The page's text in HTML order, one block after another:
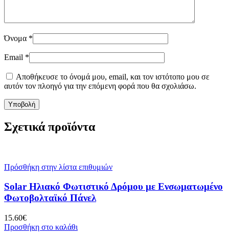
Όνομα *
Email *
Αποθήκευσε το όνομά μου, email, και τον ιστότοπο μου σε
αυτόν τον πλοηγό για την επόμενη φορά που θα σχολιάσω.
Σχετικά προϊόντα
Πρόσθήκη στην λίστα επιθυμιών
Solar Ηλιακό Φωτιστικό Δρόμου με Ενσωματωμένο
Φωτοβολταϊκό Πάνελ
15.60€
Προσθήκη στο καλάθι